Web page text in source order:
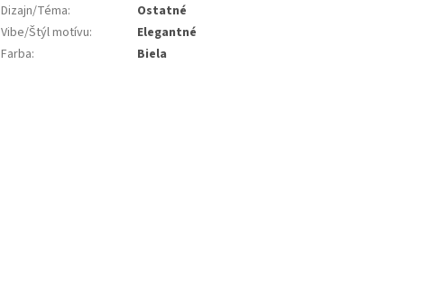
Dizajn/Téma:
Ostatné
Vibe/Štýl motívu:
Elegantné
Farba: Biela